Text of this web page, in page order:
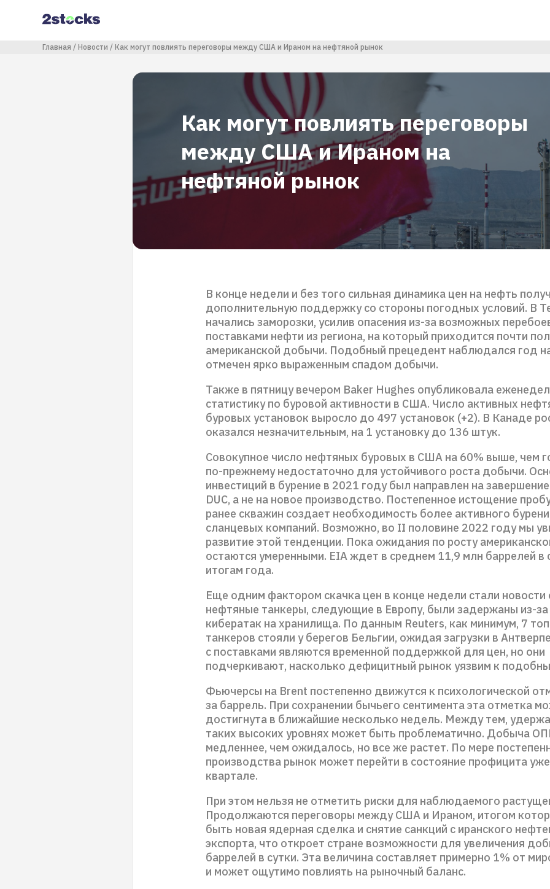
содержанию
Строка навигации
Главная Новости Как могут повлиять переговоры между США и Ираном на нефтяной рынок
Как могут повлиять переговоры
между США и Ираном на
нефтяной рынок
В конце недели и без того сильная динамика цен на нефть
дополнительную поддержку со стороны погодных условий. В
начались заморозки, усилив опасения из-за возможных
поставками нефти из региона, на который приходится почти
американской добычи. Подобный прецедент наблюдался год
отмечен ярко выраженным спадом добычи.
Также в пятницу вечером Baker Hughes опубликовала
статистику по буровой активности в США. Число активных
буровых установок выросло до 497 установок (+2). В Канаде
оказался незначительным, на 1 установку до 136 штук.
Совокупное число нефтяных буровых в США на 60% выше, чем
по-прежнему недостаточно для устойчивого роста добычи.
инвестиций в бурение в 2021 году был направлен на
DUC, а не на новое производство. Постепенное истощение
ранее скважин создает необходимость более активного
сланцевых компаний. Возможно, во II половине 2022 году мы
развитие этой тенденции. Пока ожидания по росту
остаются умеренными. EIA ждет в среднем 11,9 млн баррелей в
итогам года.
Еще одним фактором скачка цен в конце недели стали новости
нефтяные танкеры, следующие в Европу, были задержаны из-
кибератак на хранилища. По данным Reuters, как минимум, 7
танкеров стояли у берегов Бельгии, ожидая загрузки в
с поставками являются временной поддержкой для цен, но они
подчеркивают, насколько дефицитный рынок уязвим к
Фьючерсы на Brent постепенно движутся к психологической
за баррель. При сохранении бычьего сентимента эта отметка
достигнута в ближайшие несколько недель. Между тем,
таких высоких уровнях может быть проблематично. Добыча
медленнее, чем ожидалось, но все же растет. По мере
производства рынок может перейти в состояние профицита
квартале.
При этом нельзя не отметить риски для наблюдаемого
Продолжаются переговоры между США и Ираном, итогом
быть новая ядерная сделка и снятие санкций с иранского
экспорта, что откроет стране возможности для увеличения
баррелей в сутки. Эта величина составляет примерно 1% от
и может ощутимо повлиять на рыночный баланс.